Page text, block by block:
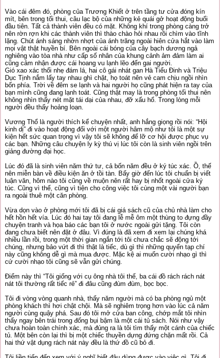
Vào cái đêm đó, phòng của Trương Khiết ở trên tầng tư cửa đóng kín
mít, bên trong tối thui, câu lạc bộ của những kẻ quái gở hoạt động buổi
đầu tiên. Tất cả thành viên đều có mặt. Không khí trong phòng càng trở
nên rờn rợn khi các thành viên thì thào chào hỏi nhau rồi chìm vào tĩnh
lặng. Chút ánh sáng nhờn nhợt của ánh trăng ngoài hiên cửa hắt vào làm
mọi vật thật huyền bí. Bên ngoài cái bóng của cây bạch dương ngả
nghiêng vào tòa nhà như cấp số nhân của khung cảnh ảm đảm làm ai
cũng cảm nhận được cái hoang vu lạnh lẽo đến gai người.
Gió xao xác thổi nhẹ đám lá, hai cô gái nhát gan Hà Tiểu Đinh và Triệu
Dục Tịnh nắm lấy tay nhau ghì chặt, họ toát nên vẻ cam chịu ngồi nhìn
bốn phía. Trời về đêm se lạnh và hai người họ cũng phát hiện ra tay của
bạn mình cũng đang lạnh toát. Cũng thật may là trong phòng tối thui nên
không nhìn thấy nét mặt tái dại của nhau, đỡ xấu hổ. Trong lòng mỗi
người đều thấy hoảng loạn.
Vương Thổ là người thích kể chuyện nhất, anh hắng giọng rồi nói: “Hội
kinh dị” đi vào hoạt động đối với một người hâm mộ như tôi là một sự
kiện hết sức quan trọng vì vậy tôi sẽ không để lỡ cơ hội được phục vụ
các bạn. Những câu chuyện ly kỳ thú vị lúc tôi còn là sinh viên ngồi trên
giảng đường đại học.
Lúc đó đã là sinh viên năm thứ tư, cả bốn năm đều ở ký túc xác. Ồ, thế
nên miễn bàn về điều kiện ăn ở tồi tàn. Bấy giờ đến lúc tôi chuẩn bị viết
luận văn, hôm nào tôi cũng về muộn nên rất hay bị nhốt ngoài cửa ký
túc. Cũng vì thế, cũng vì tiện cho công việc tôi cùng một vài người bạn
ra ngoài thuê một căn phòng.
Vừa dọn vào ở phòng mới tôi đã bị cái giá sách cũ của chủ nhà làm cho
hết hồn hết vía. Lúc đó hai tay tôi đang lễ mễ ôm một thùng to đựng đầy
chuyện tranh và họa báo các bạn tôi ở nước ngoài gửi tặng. Tôi còn
đang chưa biết nên đặt ở đâu. Vì đúng là đã xem đi xem lại chúng khá
nhiều lần rồi, trong một thời gian ngắn tới tôi chưa chắc sẽ động tới
chúng, nhưng bảo vứt đi thì thật là tiếc, dù gì thì những quyển tạp chí
này cũng không dễ gì mà mua được. Mặc kệ ai muốn cười nhạo gì thì
cứ cười nhạo tôi cũng sẽ vẫn gửi chúng.
Điểm này thì “Tôi giống với cụ ông nhà tôi thế, ba cái đồ rách rách nát
nát tôi thường rất tiếc rẻ” đi đâu cũng đùm đùm, bọc bọc.
Tôi đi vòng vòng quanh nhà, thấy năm người mà có ba phòng ngủ một
phòng khách thì hơi chật chội. Mà sẽ nghiêm trọng hơn vào lúc cả năm
người cùng quậy phá. Sau đó tôi mở cửa ban công, chớp mắt tôi nhìn
thấy ngay bên trái trong đống bụi bậm là một cái tủ sách. Nói như vậy
chưa hoàn toàn chính xác, mà đúng ra là tôi tìm thấy một cánh của chiếc
tủ. Một bên còn lại thì bị một chiếc thuyền dựng đứng chặn mất rồi. Cả
hai thứ vật dụng rách nát này đều là thứ đồ cũ bỏ đi.